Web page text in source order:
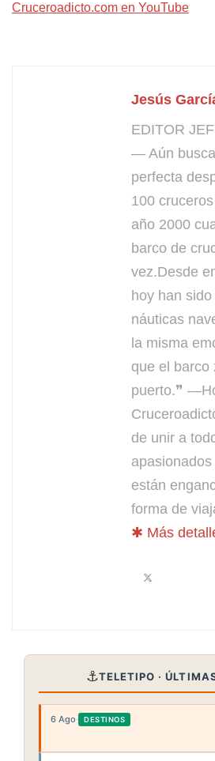
Cruceroadicto.com en YouTube
Jesús
EDITOR
— Aún
perfecta
100
año 2000
barco de
vez.Desde
hoy han
náuticas
la misma
que el barco
puerto.❞
de unir a
están
forma de
✱ Más
⚓TELETIPO ·
6 Ago· DESTINOS